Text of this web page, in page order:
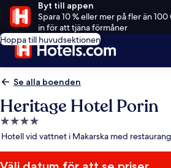
Byt till appen
Spara 10 % eller mer på fler än
in för att tjäna förmåner
Hoppa till huvudsektionen
Se alla boenden
Heritage Hotel Porin
4.0-
stjärnigt
Hotell vid vattnet i Makarska med